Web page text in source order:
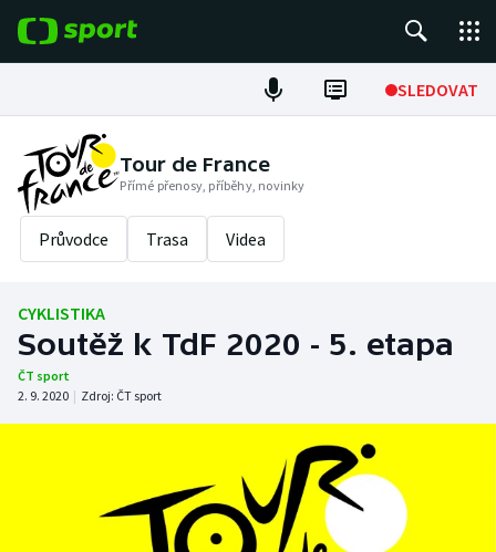
SLEDOVAT
Fotbal
Hokej
Tenis
Cyklistika
DALŠÍ SPORTY
Baseball a softbal
Soutěže
Tour de France
Přímé přenosy, příběhy, novinky
Průvodce Trasa Videa
CYKLISTIKA
Soutěž k TdF 2020 - 5. etapa
ČT sport
2. 9. 2020 | Zdroj: ČT sport